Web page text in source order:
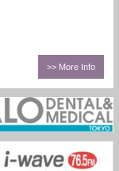
>> More Info